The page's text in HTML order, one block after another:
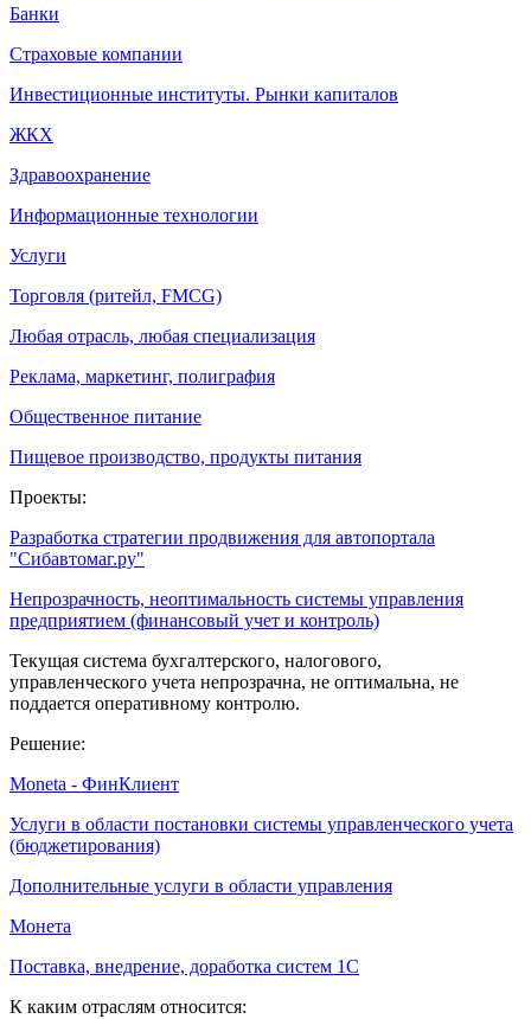
Банки
Страховые компании
Инвестиционные институты. Рынки капиталов
ЖКХ
Здравоохранение
Информационные технологии
Услуги
Торговля (ритейл, FMCG)
Любая отрасль, любая специализация
Реклама, маркетинг, полиграфия
Общественное питание
Пищевое производство, продукты питания
Проекты:
Разработка стратегии продвижения для автопортала
"Сибавтомаг.ру"
Непрозрачность, неоптимальность системы управления
предприятием (финансовый учет и контроль)
Текущая система бухгалтерского, налогового,
управленческого учета непрозрачна, не оптимальна, не
поддается оперативному контролю.
Решение:
Moneta - ФинКлиент
Услуги в области постановки системы управленческого учета
(бюджетирования)
Дополнительные услуги в области управления
Монета
Поставка, внедрение, доработка систем 1С
К каким отраслям относится: